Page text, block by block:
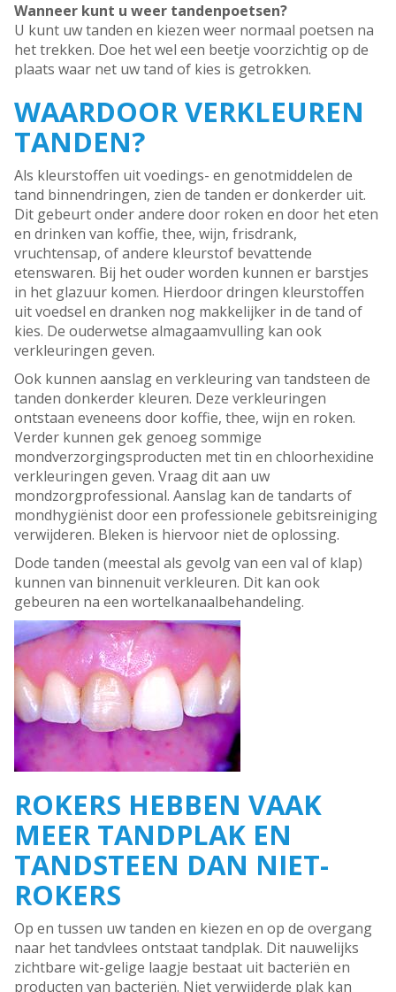
Wanneer kunt u weer tandenpoetsen?
U kunt uw tanden en kiezen weer normaal poetsen na
het trekken. Doe het wel een beetje voorzichtig op de
plaats waar net uw tand of kies is getrokken.
WAARDOOR VERKLEUREN
TANDEN?
Als kleurstoffen uit voedings- en genotmiddelen de
tand binnendringen, zien de tanden er donkerder uit.
Dit gebeurt onder andere door roken en door het eten
en drinken van koffie, thee, wijn, frisdrank,
vruchtensap, of andere kleurstof bevattende
etenswaren. Bij het ouder worden kunnen er barstjes
in het glazuur komen. Hierdoor dringen kleurstoffen
uit voedsel en dranken nog makkelijker in de tand of
kies. De ouderwetse almagaamvulling kan ook
verkleuringen geven.
Ook kunnen aanslag en verkleuring van tandsteen de
tanden donkerder kleuren. Deze verkleuringen
ontstaan eveneens door koffie, thee, wijn en roken.
Verder kunnen gek genoeg sommige
mondverzorgingsproducten met tin en chloorhexidine
verkleuringen geven. Vraag dit aan uw
mondzorgprofessional. Aanslag kan de tandarts of
mondhygiënist door een professionele gebitsreiniging
verwijderen. Bleken is hiervoor niet de oplossing.
Dode tanden (meestal als gevolg van een val of klap)
kunnen van binnenuit verkleuren. Dit kan ook
gebeuren na een wortelkanaalbehandeling.
ROKERS HEBBEN VAAK
MEER TANDPLAK EN
TANDSTEEN DAN NIET-
ROKERS
Op en tussen uw tanden en kiezen en op de overgang
naar het tandvlees ontstaat tandplak. Dit nauwelijks
zichtbare wit-gelige laagje bestaat uit bacteriën en
producten van bacteriën. Niet verwijderde plak kan